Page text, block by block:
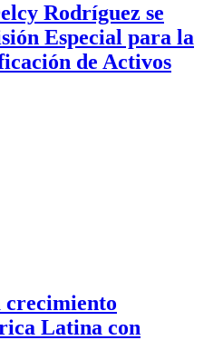
Rodríguez se
Especial para la
de Activos
crecimiento
Latina con